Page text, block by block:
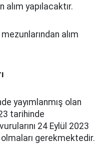
yapılacaktır.
alım
yayımlanmış olan
tarihinde
24 Eylül 2023
gerekmektedir.